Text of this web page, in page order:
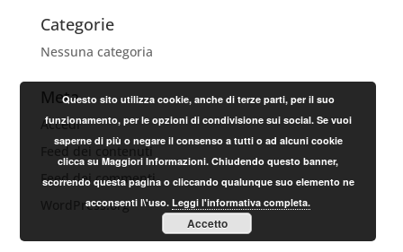
Categorie
Nessuna categoria
Meta
Accedi
Feed dei contenuti
Feed dei commenti
WordPress.org
Questo sito utilizza cookie, anche di terze parti, per il suo
funzionamento, per le opzioni di condivisione sui social. Se vuoi
saperne di più o negare il consenso a tutti o ad alcuni cookie
clicca su Maggiori Informazioni. Chiudendo questo banner,
scorrendo questa pagina o cliccando qualunque suo elemento ne
acconsenti l\'uso.Leggi l'informativa completa.
Accetto